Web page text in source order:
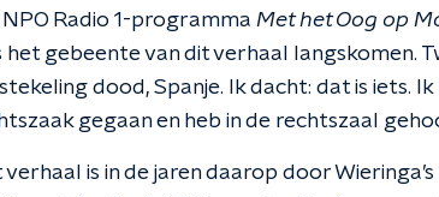
NPO Radio 1-programma Met het Oog op
het gebeente van dit verhaal langskomen.
dood, Spanje. Ik dacht: dat is iets.
gegaan en heb in de rechtszaal
verhaal is in de jaren daarop door